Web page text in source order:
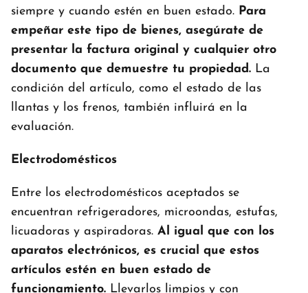
siempre y cuando estén en buen estado. Para
empeñar este tipo de bienes, asegúrate de
presentar la factura original y cualquier otro
documento que demuestre tu propiedad. La
condición del artículo, como el estado de las
llantas y los frenos, también influirá en la
evaluación.
Electrodomésticos
Entre los electrodomésticos aceptados se
encuentran refrigeradores, microondas, estufas,
licuadoras y aspiradoras. Al igual que con los
aparatos electrónicos, es crucial que estos
artículos estén en buen estado de
funcionamiento. Llevarlos limpios y con